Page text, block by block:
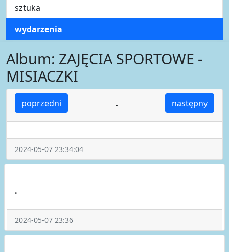
sztuka
wydarzenia
Album: ZAJĘCIA SPORTOWE -
MISIACZKI
poprzedni następny
.
2024-05-07 23:34:04
.
2024-05-07 23:36